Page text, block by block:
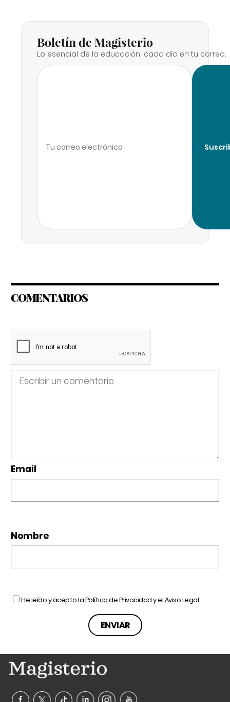
Boletín de Magisterio
Lo esencial de la educación, cada día en tu correo.
COMENTARIOS
Email
Nombre
He leído y acepto laPolítica de Privacidady elAviso Legal